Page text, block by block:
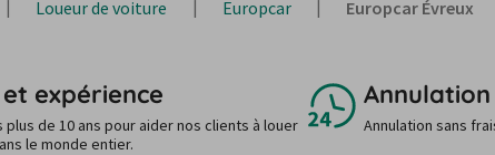
Loueur de voiture Europcar Europcar Évreux
expérience
plus de 10 ans pour aider nos clients à louer
le monde entier.
Annulation sans